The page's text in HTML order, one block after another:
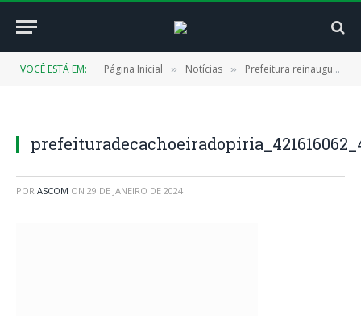
VOCÊ ESTÁ EM: Página Inicial » Notícias » Prefeitura reinaugura Escola Maria Bezerra Pontes, onde irá funcionar o primeiro espaço de educação em tempo integral no município
POR ASCOM ON 29 DE JANEIRO DE 2024